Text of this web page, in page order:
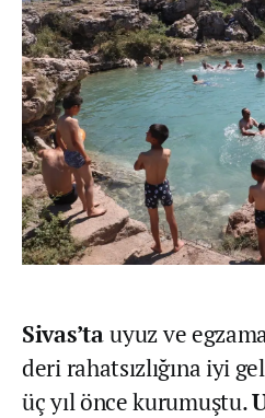
Sivas’tauyuz ve
deri rahatsızlığına iyi
üç yıl önce kurumuştu.